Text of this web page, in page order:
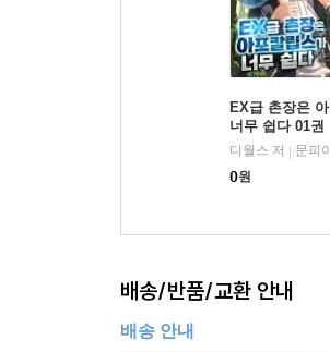
EX급 촌장은
너무 쉽다 01권
디월스 저 | 문피
0원
배송/반품/교환 안내
배송 안내